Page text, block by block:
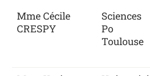
Mme Cécile
CRESPY
Sciences
Po
Toulouse